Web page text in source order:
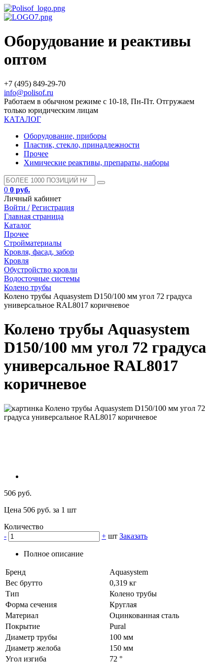
Оборудование и реактивы
оптом
+7 (495) 849-29-70
info@polisof.ru
Работаем в обычном режиме с 10-18, Пн-Пт. Отгружаем
только юридическим лицам
КАТАЛОГ
Оборудование, приборы
Пластик, стекло, принадлежности
Прочее
Химические реактивы, препараты, наборы
0 0 руб.
Личный кабинет
Войти / Регистрация
Главная страница
Каталог
Прочее
Стройматериалы
Кровля, фасад, забор
Кровля
Обустройство кровли
Водосточные системы
Колено трубы
Колено трубы Aquasystem D150/100 мм угол 72 градуса
универсальное RAL8017 коричневое
Колено трубы Aquasystem
D150/100 мм угол 72 градуса
универсальное RAL8017
коричневое
506 руб.
Цена 506 руб. за 1 шт
Количество
-
+ шт Заказать
Полное описание
Бренд
Aquasystem
Вес брутто
0,319 кг
Тип
Колено трубы
Форма сечения
Круглая
Материал
Оцинкованная сталь
Покрытие
Pural
Диаметр трубы
100 мм
Диаметр желоба
150 мм
Угол изгиба
72 °